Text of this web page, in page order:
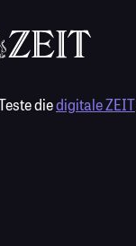
diedigitale ZEIT